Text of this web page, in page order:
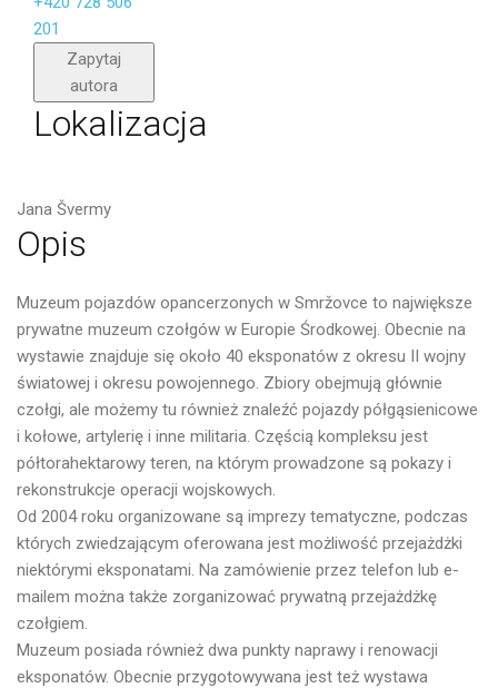
201
Zapytaj
autora
Wyślij
Lokalizacja
Jana Švermy
Opis
Muzeum pojazdów opancerzonych w Smržovce to największe
prywatne muzeum czołgów w Europie Środkowej. Obecnie na
wystawie znajduje się około 40 eksponatów z okresu II wojny
światowej i okresu powojennego. Zbiory obejmują głównie
czołgi, ale możemy tu również znaleźć pojazdy półgąsienicowe
i kołowe, artylerię i inne militaria. Częścią kompleksu jest
półtorahektarowy teren, na którym prowadzone są pokazy i
rekonstrukcje operacji wojskowych.
Od 2004 roku organizowane są imprezy tematyczne, podczas
których zwiedzającym oferowana jest możliwość przejażdżki
niektórymi eksponatami. Na zamówienie przez telefon lub e-
mailem można także zorganizować prywatną przejażdżkę
czołgiem.
Muzeum posiada również dwa punkty naprawy i renowacji
eksponatów. Obecnie przygotowywana jest też wystawa